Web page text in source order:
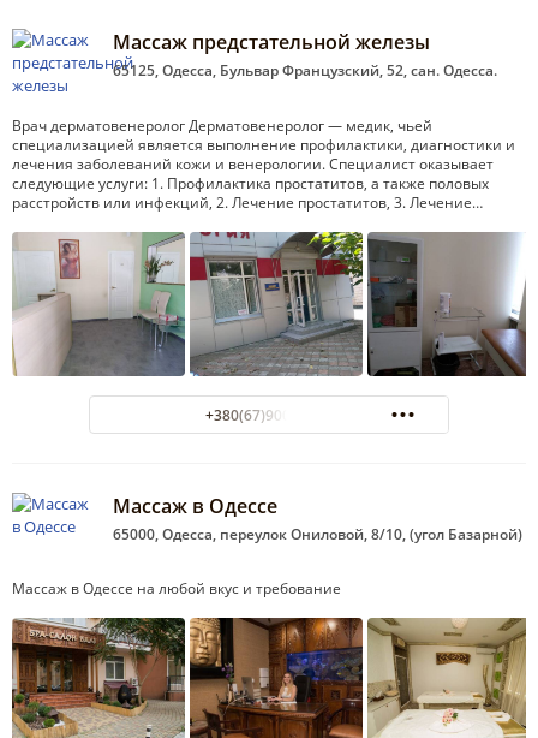
Массаж предстательной железы
65125, Одесса, Бульвар Французский, 52, сан. Одесса.
Врач дерматовенеролог Дерматовенеролог — медик, чьей
специализацией является выполнение профилактики, диагностики и
лечения заболеваний кожи и венерологии. Специалист оказывает
следующие услуги: 1. Профилактика простатитов, а также половых
расстройств или инфекций, 2. Лечение простатитов, 3. Лечение…
+380(67)900-58-75
Массаж в Одессе
65000, Одесса, переулок Ониловой, 8/10, (угол Базарной)
Массаж в Одессе на любой вкус и требование